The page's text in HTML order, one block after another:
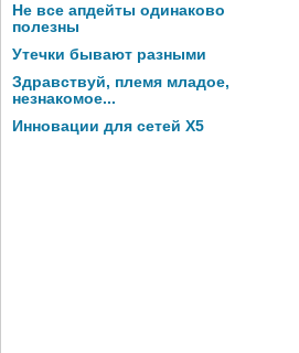
Не все апдейты одинаково
полезны
Утечки бывают разными
Здравствуй, племя младое,
незнакомое...
Инновации для сетей X5